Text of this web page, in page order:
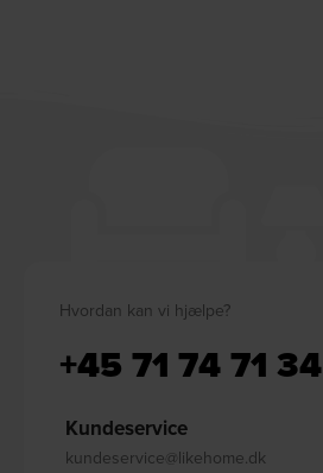
Hvordan kan vi hjælpe?
+45 71 74 71 34
Kundeservice
kundeservice@likehome.dk